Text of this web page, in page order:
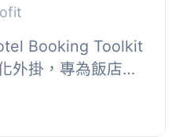
Booking Toolkit
外掛，專為飯店及
者能夠輕鬆管理預